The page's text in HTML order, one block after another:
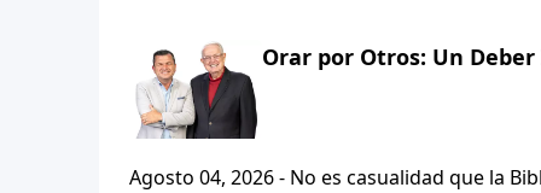
Orar por Otros: Un Deber
Agosto 04, 2026 - No es casualidad que la Biblia contenga